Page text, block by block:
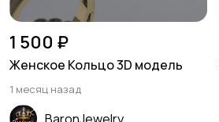
1 500 ₽
Женское Кольцо 3D модель
1 месяц назад
BaronJewelry